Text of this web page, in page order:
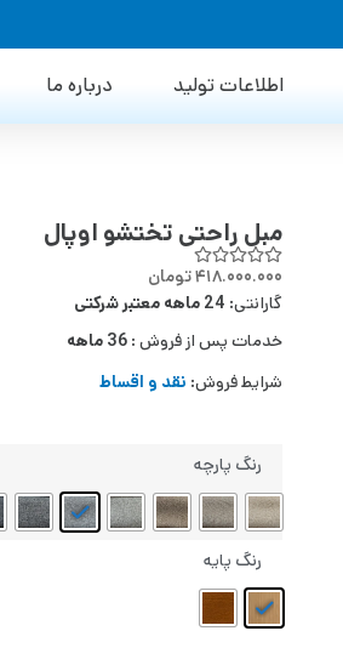
اطلاعات تولید درباره ما
مبل راحتی تختشو اوپال
۴۱۸.۰۰۰.۰۰۰تومان
گارانتی: 24 ماهه معتبر شرکتی
خدمات پس از فروش : 36 ماهه
شرایط فروش: نقد و اقساط
رنگ پارچه
رنگ پایه